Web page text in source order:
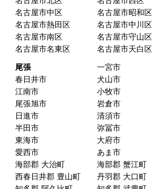
愛知県
名古屋 名古屋市千種区